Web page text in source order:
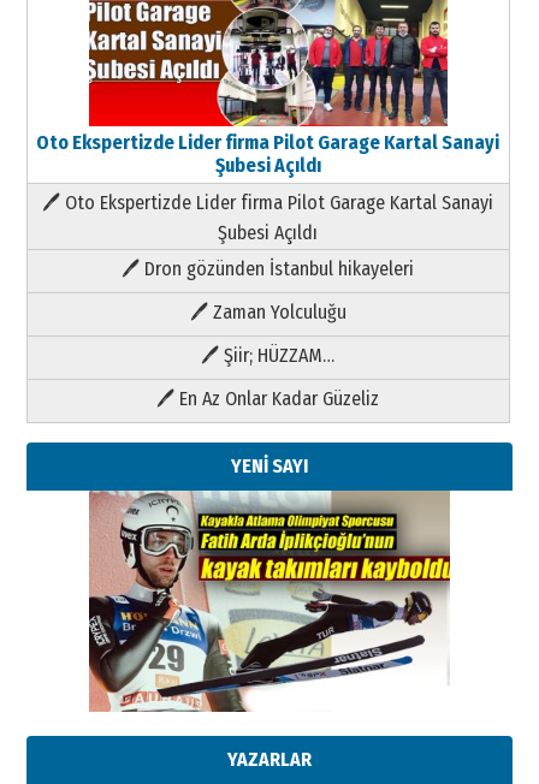
Oto Ekspertizde Lider firma Pilot Garage Kartal Sanayi
Şubesi Açıldı
🖊 Oto Ekspertizde Lider firma Pilot Garage Kartal Sanayi
Şubesi Açıldı
🖊 Dron gözünden İstanbul hikayeleri
🖊 Zaman Yolculuğu
🖊 Şiir; HÜZZAM…
🖊 En Az Onlar Kadar Güzeliz
YENİ SAYI
YAZARLAR
Kenan GÜLERCİ
Metin Külünk: Aileyi Korumak
11 Mayıs 2026 Pazartesi